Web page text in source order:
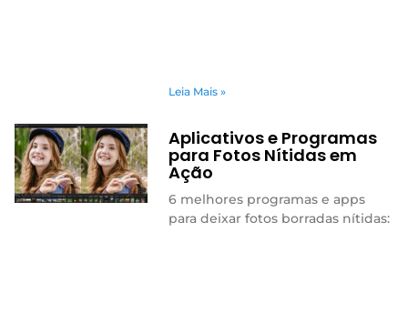
Leia Mais »
Aplicativos e Programas
para Fotos Nítidas em
Ação
6 melhores programas e apps
para deixar fotos borradas nítidas: